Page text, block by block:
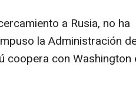
a Rusia, no ha
la Administración
coopera con Washington